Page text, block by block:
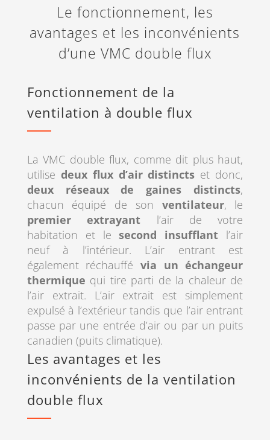
Le fonctionnement, les
avantages et les inconvénients
d’une VMC double flux
Fonctionnement de la
ventilation à double flux
La VMC double flux, comme dit plus haut,
utilise deux flux d’air distincts et donc,
deux réseaux de gaines distincts,
chacun équipé de son ventilateur, le
premier extrayant l’air de votre
habitation et le second insufflant l’air
neuf à l’intérieur. L’air entrant est
également réchauffé via un échangeur
thermique qui tire parti de la chaleur de
l’air extrait. L’air extrait est simplement
expulsé à l’extérieur tandis que l’air entrant
passe par une entrée d’air ou par un puits
canadien (puits climatique).
Les avantages et les
inconvénients de la ventilation
double flux